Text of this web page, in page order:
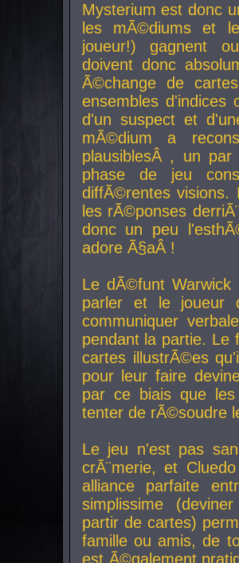
Mysterium est donc
les mÃ©diums et
joueur!) gagnent
doivent donc
Ã©change de
ensembles d'indices
d'un suspect et
mÃ©dium a
plausiblesÂ , un par
phase de jeu
diffÃ©rentes visions.
les rÃ©ponses
donc un peu
adore Ã§aÂ !
Le dÃ©funt Warwick
parler et le joueur
communiquer
pendant la partie. Le
cartes illustrÃ©es
pour leur faire
par ce biais que
tenter de rÃ©soudre
Le jeu n'est pas
crÃ¨merie, et
alliance parfaite
simplissime
partir de cartes)
famille ou amis, de
est Ã©galement